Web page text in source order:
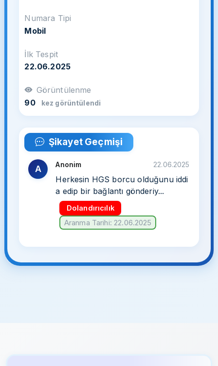
Numara Tipi
Mobil
İlk Tespit
22.06.2025
Görüntülenme
90
kez görüntülendi
Şikayet Geçmişi
A Anonim 22.06.2025
Herkesin HGS borcu olduğunu iddi
a edip bir bağlantı gönderiy...
Dolandırıcılık
Aranma Tarihi: 22.06.2025